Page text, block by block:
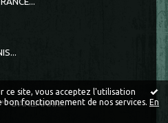
ce site, vous acceptez l'utilisation
bon fonctionnement de nos services. En
DANEMARK...